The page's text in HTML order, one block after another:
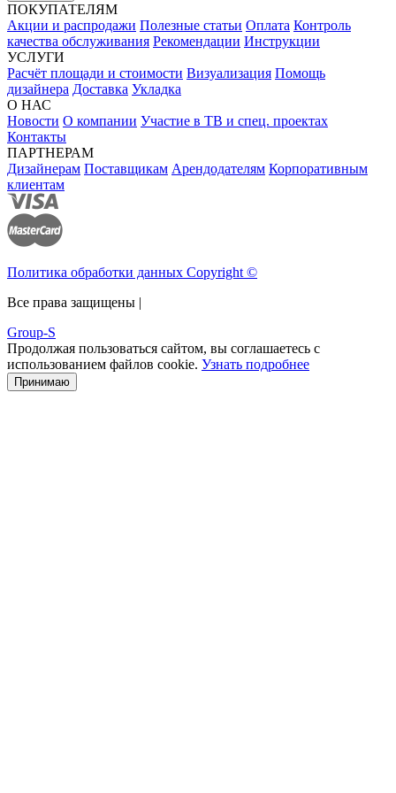
ПОКУПАТЕЛЯМ
Акции и распродажи Полезные статьи Оплата Контроль
качества обслуживания Рекомендации Инструкции
УСЛУГИ
Расчёт площади и стоимости Визуализация Помощь
дизайнера Доставка Укладка
О НАС
Новости О компании Участие в ТВ и спец. проектах
Контакты
ПАРТНЕРАМ
Дизайнерам Поставщикам Арендодателям Корпоративным
клиентам
Политика обработки данных Copyright ©
Все права защищены |
Group-S
Продолжая пользоваться сайтом, вы соглашаетесь с
использованием файлов cookie. Узнать подробнее
Принимаю